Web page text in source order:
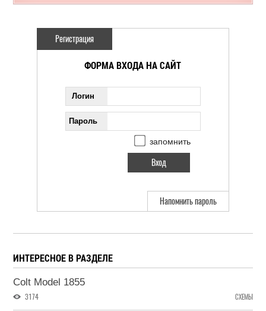
Регистрация
ФОРМА ВХОДА НА САЙТ
Логин
Пароль
запомнить
Напомнить пароль
ИНТЕРЕСНОЕ В РАЗДЕЛЕ
Colt Model 1855
3174 СХЕМЫ